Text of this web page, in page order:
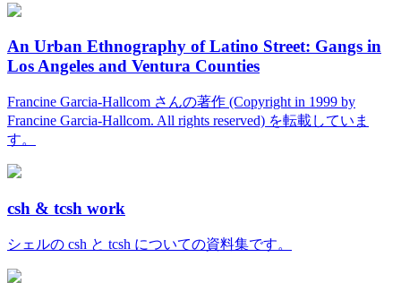
An Urban Ethnography of Latino Street: Gangs in
Los Angeles and Ventura Counties
Francine Garcia-Hallcom さんの著作 (Copyright in 1999 by
Francine Garcia-Hallcom. All rights reserved) を転載していま
す。
csh & tcsh work
シェルの csh と tcsh についての資料集です。